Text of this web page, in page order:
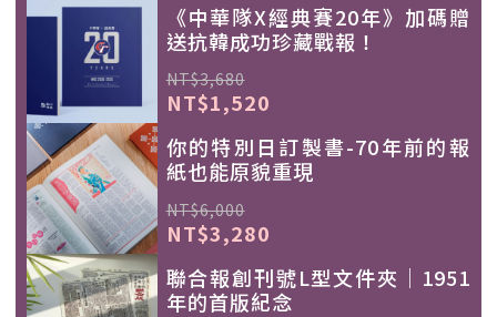
《中華隊X經典賽20年》加碼贈
送抗韓成功珍藏戰報！
NT$3,680
NT$1,520
你的特別日訂製書-70年前的報
紙也能原貌重現
NT$6,000
NT$3,280
聯合報創刊號L型文件夾｜1951
年的首版紀念